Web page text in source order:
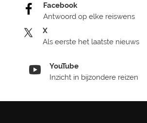
Facebook
Antwoord op elke reiswens
X
Als eerste het laatste nieuws
YouTube
Inzicht in bijzondere reizen